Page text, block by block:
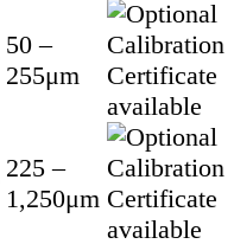
50 –
255μm
225 –
1,250μm